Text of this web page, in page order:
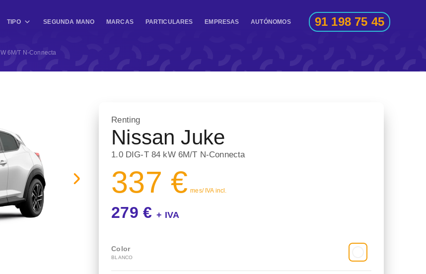
TIPO SEGUNDA MANO MARCAS PARTICULARES EMPRESAS AUTÓNOMOS 91 198 75 45
6M/T N-Connecta
Renting
Nissan Juke
1.0 DIG-T 84 kW 6M/T N-Connecta
337 € mes/ IVA incl.
279 €+ IVA
Color
BLANCO